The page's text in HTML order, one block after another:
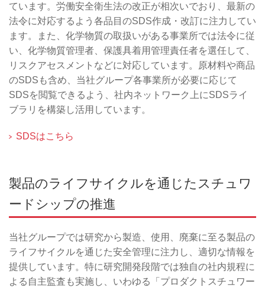
ています。労働安全衛生法の改正が相次いでおり、最新の
法令に対応するよう各品目のSDS作成・改訂に注力してい
ます。また、化学物質の取扱いがある事業所では法令に従
い、化学物質管理者、保護具着用管理責任者を選任して、
リスクアセスメントなどに対応しています。原材料や商品
のSDSも含め、当社グループ各事業所が必要に応じて
SDSを閲覧できるよう、社内ネットワーク上にSDSライ
ブラリを構築し活用しています。
SDSはこちら
製品のライフサイクルを通じたスチュワ
ードシップの推進
当社グループでは研究から製造、使用、廃棄に至る製品の
ライフサイクルを通じた安全管理に注力し、適切な情報を
提供しています。特に研究開発段階では独自の社内規程に
よる自主監査も実施し、いわゆる「プロダクトスチュワー